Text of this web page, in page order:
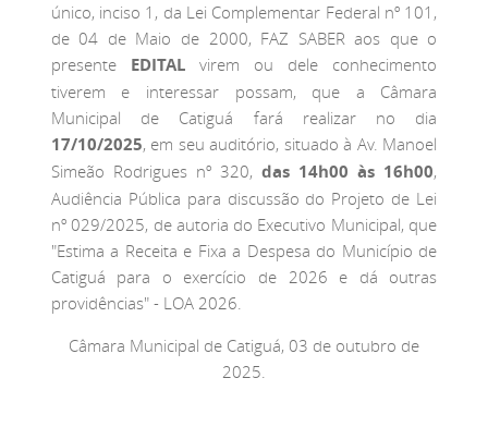
único, inciso 1, da Lei Complementar Federal nº 101,
de 04 de Maio de 2000, FAZ SABER aos que o
presente EDITALvirem ou dele conhecimento
tiverem e interessar possam, que a Câmara
Municipal de Catiguá fará realizar no dia
17/10/2025, em seu auditório, situado à Av. Manoel
Simeão Rodrigues nº 320,das 14h00 às 16h00,
Audiência Pública para discussão do Projeto de Lei
nº 029/2025, de autoria do Executivo Municipal, que
"Estima a Receita e Fixa a Despesa do Município de
Catiguá para o exercício de 2026 e dá outras
providências" - LOA 2026.
Câmara Municipal de Catiguá, 03 de outubro de
2025.